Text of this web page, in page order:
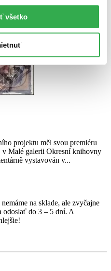
všetko
projektu měl svou premiéru
v Malé galerii Okresní knihovny
vystavován v...
na sklade, ale zvyčajne
odoslať do 3 – 5 dní. A